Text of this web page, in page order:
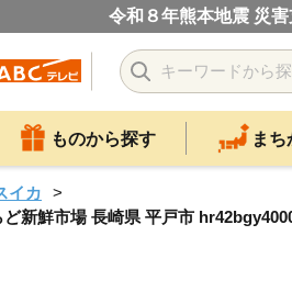
令和８年熊本地震 災
ものから探す ま
イカ
新鮮市場 長崎県 平戸市